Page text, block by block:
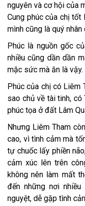
nguyên và cơ hội của
Cung phúc của chị tốt
mình cũng là quý
Phúc là nguồn gốc
nhiều cũng dần dần
mặc sức mà ăn là vậy.
Phúc của chị có Liêm
sao chủ về tài tinh,
phúc tọa ở đất Lâm
Nhưng Liêm Tham
cao, vì tình cảm mà
tự chuốc lấy phiền
cảm xúc lên trên
không nên làm mất
đến những nơi
nguyệt, dễ gặp tình